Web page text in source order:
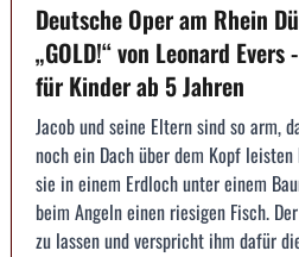
Deutsche Oper am Rhein
„GOLD!“ von Leonard
für Kinder ab 5 Jahren
Jacob und seine Eltern sind so arm,
noch ein Dach über dem Kopf
sie in einem Erdloch unter einem
beim Angeln einen riesigen Fisch.
zu lassen und verspricht ihm dafür